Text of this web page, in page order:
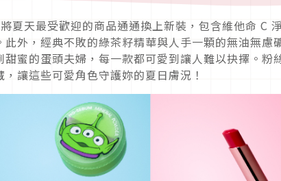
夏天最受歡迎的商品通通換上新裝，包含維他命 C
外，經典不敗的綠茶籽精華與人手一顆的無油無慮
蜜的蛋頭夫婦，每一款都可愛到讓人難以抉擇。粉
讓這些可愛角色守護妳的夏日膚況！